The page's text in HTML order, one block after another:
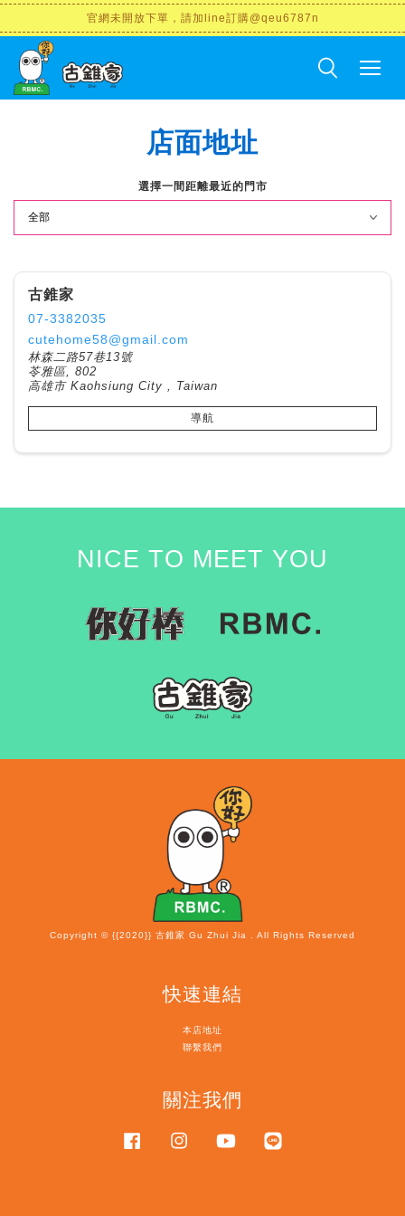
官網未開放下單，請加line訂購@qeu6787n
店面地址
選擇一間距離最近的門市
古錐家
07-3382035
cutehome58@gmail.com
林森二路57巷13號
苓雅區, 802
高雄市 Kaohsiung City , Taiwan
導航
NICE TO MEET YOU
Copyright © {{2020}} 古錐家 Gu Zhui Jia . All Rights Reserved
快速連結
本店地址
聯繫我們
關注我們
Facebook Instagram YouTube